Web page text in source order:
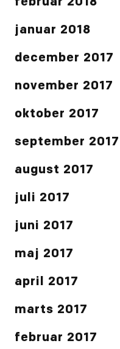
februar 2018
januar 2018
december 2017
november 2017
oktober 2017
september 2017
august 2017
juli 2017
juni 2017
maj 2017
april 2017
marts 2017
februar 2017